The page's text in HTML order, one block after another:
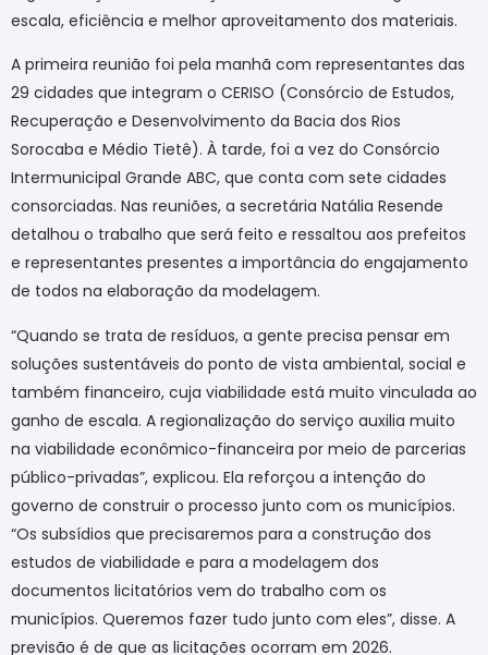
escala, eficiência e melhor aproveitamento dos materiais.
A primeira reunião foi pela manhã com representantes das
29 cidades que integram o CERISO (Consórcio de Estudos,
Recuperação e Desenvolvimento da Bacia dos Rios
Sorocaba e Médio Tietê). À tarde, foi a vez do Consórcio
Intermunicipal Grande ABC, que conta com sete cidades
consorciadas. Nas reuniões, a secretária Natália Resende
detalhou o trabalho que será feito e ressaltou aos prefeitos
e representantes presentes a importância do engajamento
de todos na elaboração da modelagem.
“Quando se trata de resíduos, a gente precisa pensar em
soluções sustentáveis do ponto de vista ambiental, social e
também financeiro, cuja viabilidade está muito vinculada ao
ganho de escala. A regionalização do serviço auxilia muito
na viabilidade econômico-financeira por meio de parcerias
público-privadas”, explicou. Ela reforçou a intenção do
governo de construir o processo junto com os municípios.
“Os subsídios que precisaremos para a construção dos
estudos de viabilidade e para a modelagem dos
documentos licitatórios vem do trabalho com os
municípios. Queremos fazer tudo junto com eles”, disse. A
previsão é de que as licitações ocorram em 2026.